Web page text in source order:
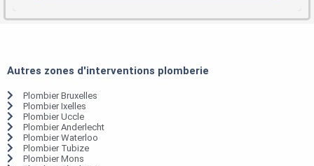
Autres zones d'interventions plomberie
Plombier Bruxelles
Plombier Ixelles
Plombier Uccle
Plombier Anderlecht
Plombier Waterloo
Plombier Tubize
Plombier Mons